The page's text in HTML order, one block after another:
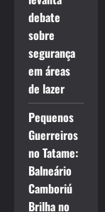
debate
sobre
segurança
em áreas
de lazer
Pequenos
Guerreiros
no Tatame:
Balneário
Camboriú
Brilha no